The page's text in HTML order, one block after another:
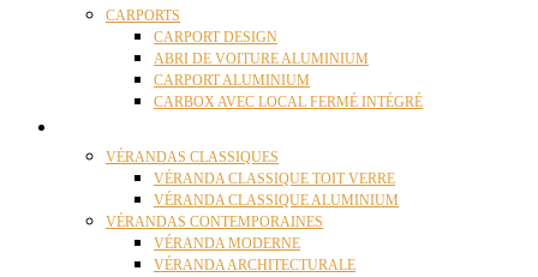
CARPORTS
CARPORT DESIGN
ABRI DE VOITURE ALUMINIUM
CARPORT ALUMINIUM
CARBOX AVEC LOCAL FERMÉ INTÉGRÉ
VÉRANDAS CLASSIQUES
VÉRANDA CLASSIQUE TOIT VERRE
VÉRANDA CLASSIQUE ALUMINIUM
VÉRANDAS CONTEMPORAINES
VÉRANDA MODERNE
VÉRANDA ARCHITECTURALE